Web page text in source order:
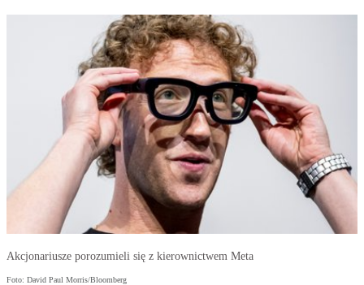
Akcjonariusze porozumieli się z kierownictwem Meta
Foto: David Paul Morris/Bloomberg